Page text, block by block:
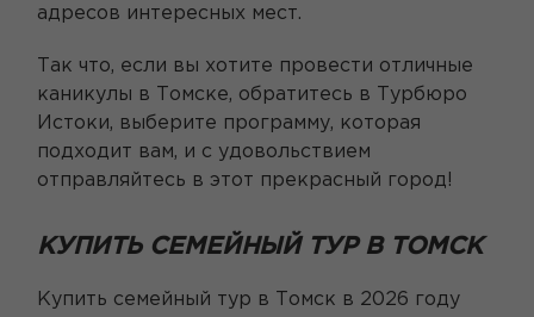
адресов интересных мест.
Так что, если вы хотите провести отличные
каникулы в Томске, обратитесь в Турбюро
Истоки, выберите программу, которая
подходит вам, и с удовольствием
отправляйтесь в этот прекрасный город!
КУПИТЬ СЕМЕЙНЫЙ ТУР В ТОМСК
Купить семейный тур в Томск в 2026 году